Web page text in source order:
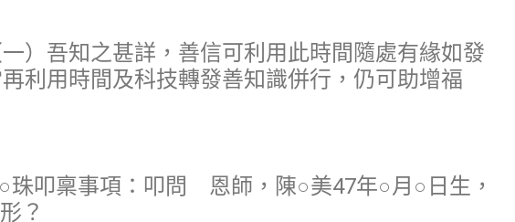
）吾知之甚詳，善信可利用此時間隨處有緣如發
利用時間及科技轉發善知識併行，仍可助增福
珠叩稟事項：叩問 恩師，陳○美47年○月○日生，
？